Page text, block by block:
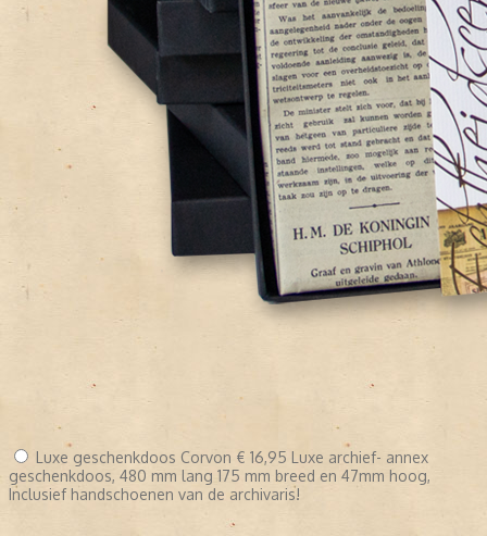
Luxe geschenkdoos Corvon € 16,95 Luxe archief- annex
geschenkdoos, 480 mm lang 175 mm breed en 47mm hoog,
Inclusief handschoenen van de archivaris!